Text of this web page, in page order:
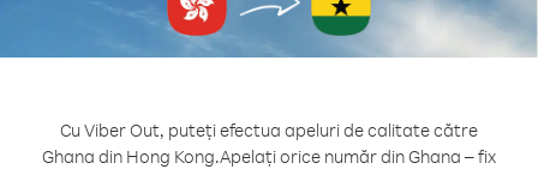
Cu Viber Out, puteți efectua apeluri de calitate către
Ghana din Hong Kong.Apelați orice număr din Ghana – fix